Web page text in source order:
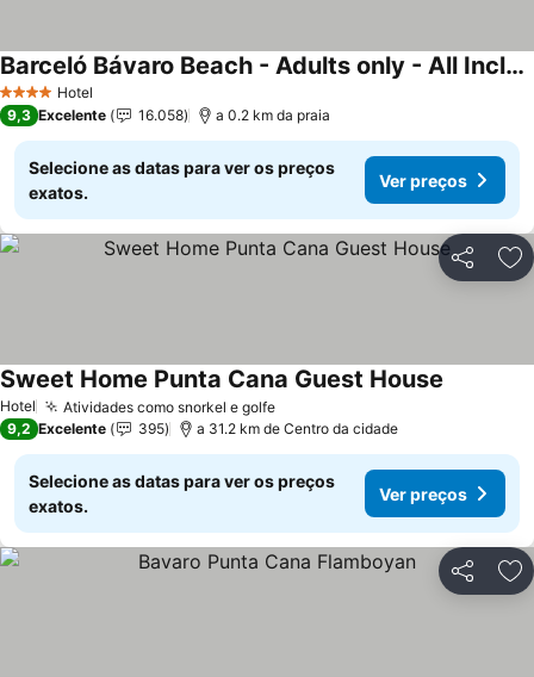
4 EstrelasHotel
Barceló Bávaro Beach - Adults only - All Inclusive
9,3 Excelente 16.058 a 0.2 km da praia
Selecione as datas para ver os preços
exatos.
Ver preços
Partilhar
Hotel Atividades como snorkel e golfe
Sweet Home Punta Cana Guest House
9,2 Excelente 395 a 31.2 km de Centro da cidade
Selecione as datas para ver os preços
exatos.
Ver preços
Partilhar